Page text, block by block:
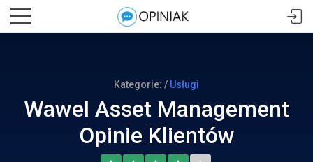
Kategorie: / Usługi
Wawel Asset Management
Opinie Klientów